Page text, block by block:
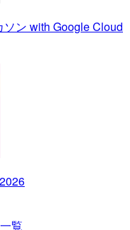
ソン with Google Cloud
覧